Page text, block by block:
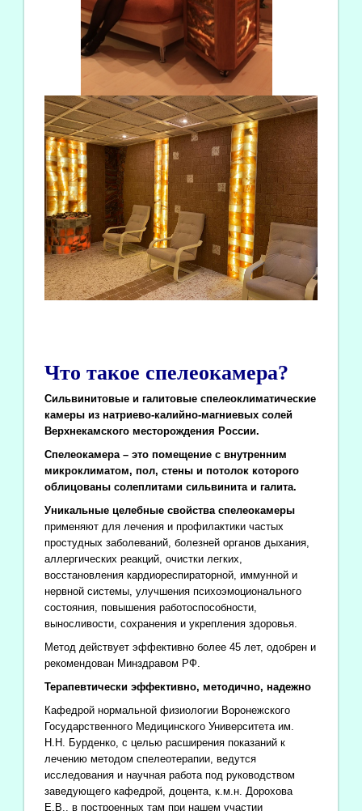
Что такое спелеокамера?
Сильвинитовые и галитовые спелеоклиматические
камеры из натриево-калийно-магниевых солей
Верхнекамского месторождения России.
Спелеокамера – это помещение с внутренним
микроклиматом, пол, стены и потолок которого
облицованы солеплитами сильвинита и галита.
Уникальные целебные свойства спелеокамеры
применяют для лечения и профилактики частых
простудных заболеваний, болезней органов дыхания,
аллергических реакций, очистки легких,
восстановления кардиореспираторной, иммунной и
нервной системы, улучшения психоэмоционального
состояния, повышения работоспособности,
выносливости, сохранения и укрепления здоровья.
Метод действует эффективно более 45 лет, одобрен и
рекомендован Минздравом РФ.
Терапевтически эффективно, методично, надежно
Кафедрой нормальной физиологии Воронежского
Государственного Медицинского Университета им.
Н.Н. Бурденко, с целью расширения показаний к
лечению методом спелеотерапии, ведутся
исследования и научная работа под руководством
заведующего кафедрой, доцента, к.м.н. Дорохова
Е.В., в построенных там при нашем участии